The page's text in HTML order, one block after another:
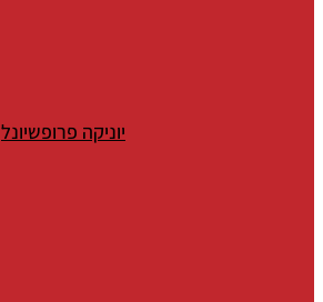
יוניקה פרופשיונל